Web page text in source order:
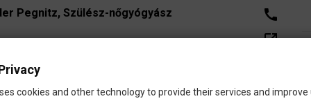
Pegnitz, Szülész-nőgyógyász
an der Pegnitz
call
open_in_new
cookies and other technology to provide their services and improve